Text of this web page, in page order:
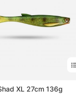
XL 27cm 136g